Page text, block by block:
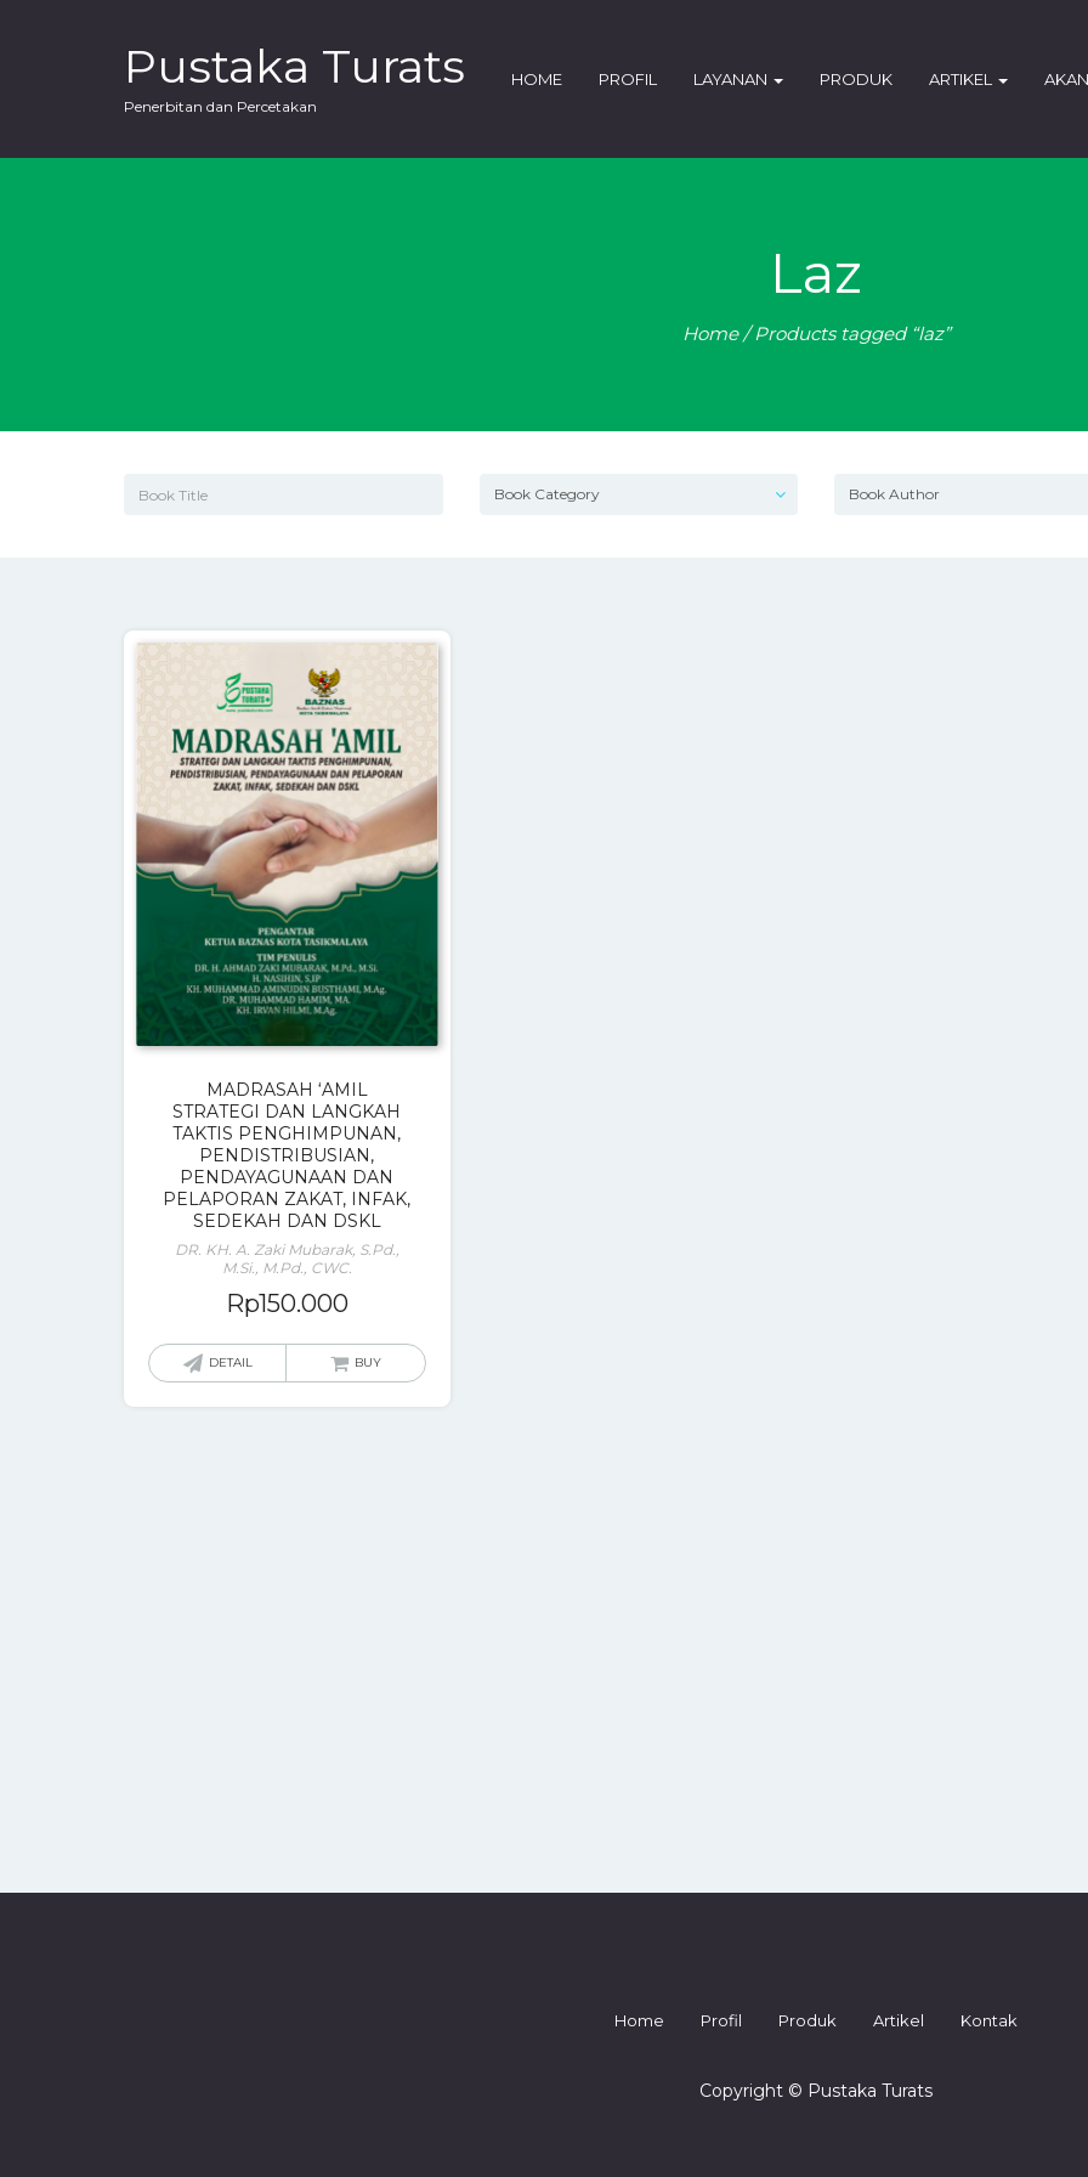
Pustaka Turats
Penerbitan dan Percetakan
HOME PROFIL LAYANAN PRODUK ARTIKEL
Laz
Home/ Products tagged “laz”
MADRASAH ‘AMIL
STRATEGI DAN LANGKAH
TAKTIS PENGHIMPUNAN,
PENDISTRIBUSIAN,
PENDAYAGUNAAN DAN
PELAPORAN ZAKAT, INFAK,
SEDEKAH DAN DSKL
DR. KH. A. Zaki Mubarak, S.Pd.,
M.Si., M.Pd., CWC.
Rp150.000
DETAIL BUY
Home Profil Produk Artikel Kontak
Copyright © Pustaka Turats